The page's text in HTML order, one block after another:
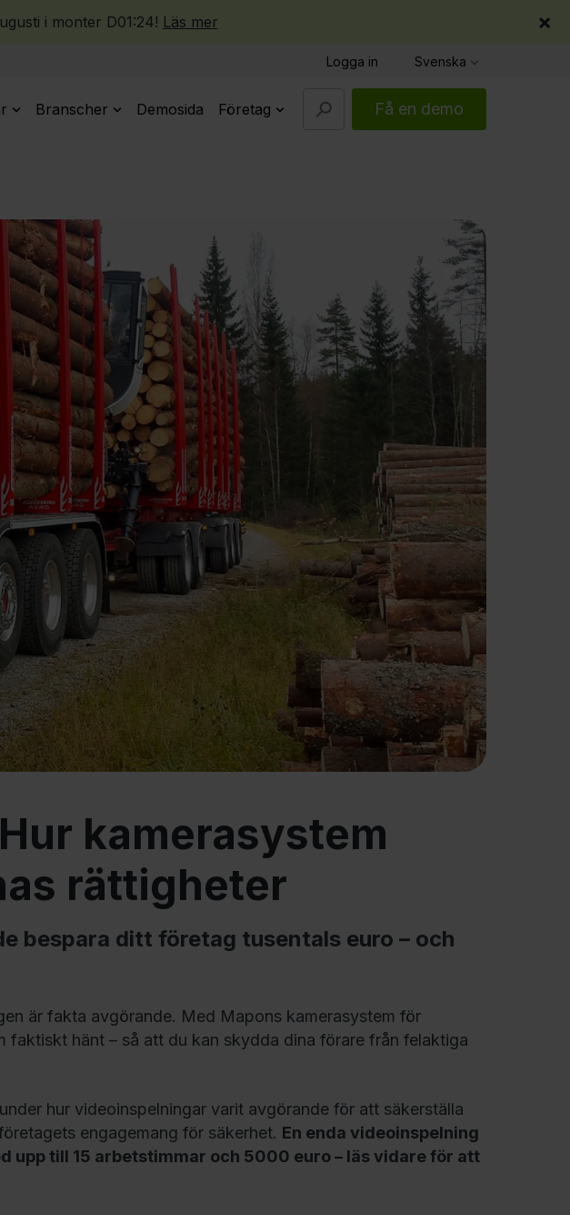
i monter D01:24! Läs mer ×
Logga in Svenska
Branscher Demosida Företag Få en demo
kamerasystem
rättigheter
bespara ditt företag tusentals euro – och
är fakta avgörande. Med Mapons kamerasystem för
faktiskt hänt – så att du kan skydda dina förare från felaktiga
hur videoinspelningar varit avgörande för att säkerställa
engagemang för säkerhet. En enda videoinspelning
upp till 15 arbetstimmar och 5000 euro – läs vidare för att